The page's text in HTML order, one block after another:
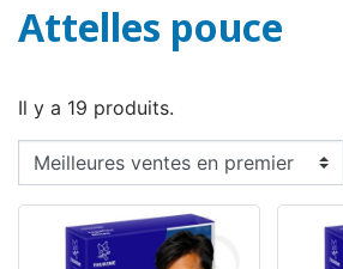
Attelles pouce
Il y a 19 produits.